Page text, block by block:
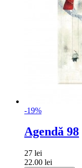
-19%
Agendă 98
27 lei
22.00 lei